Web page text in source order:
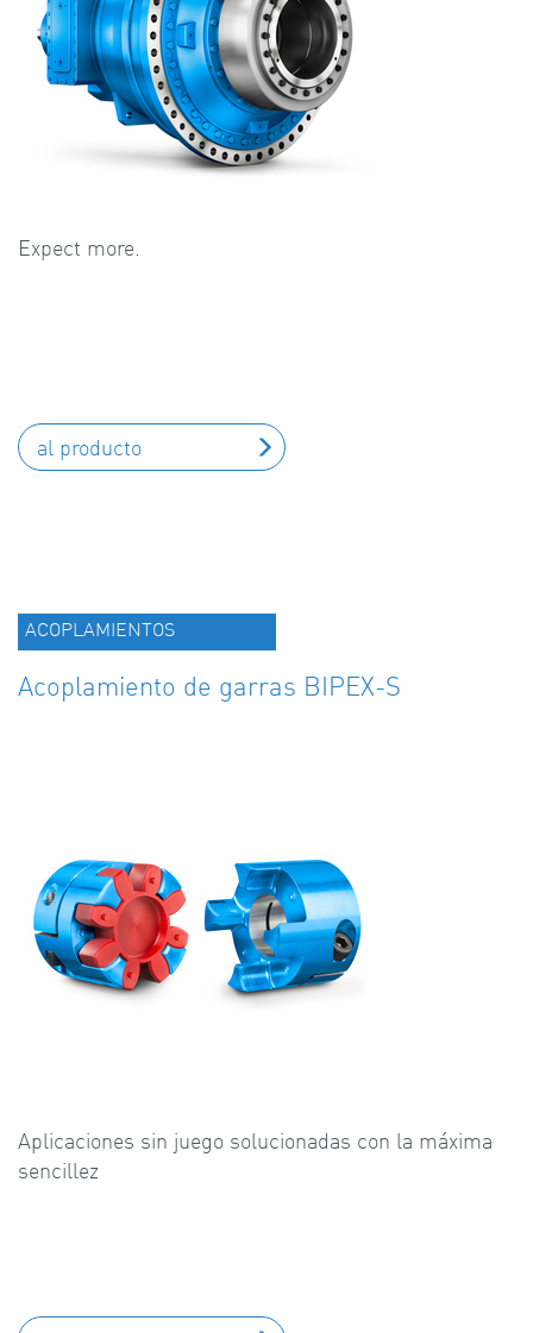
Expect more.
al producto
ACOPLAMIENTOS
Acoplamiento de garras BIPEX-S
Aplicaciones sin juego solucionadas con la máxima
sencillez